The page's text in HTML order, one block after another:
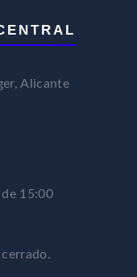
Alicante
15:00